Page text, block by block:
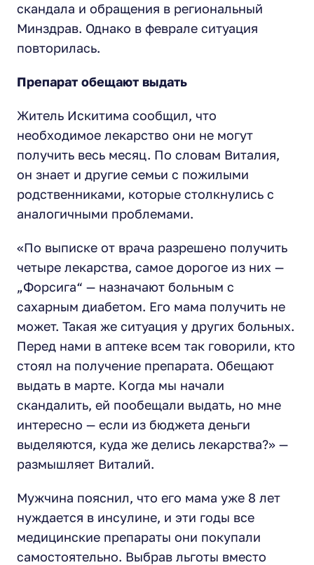
скандала и обращения в региональный
Минздрав. Однако в феврале ситуация
повторилась.
Препарат обещают выдать
Житель Искитима сообщил, что
необходимое лекарство они не могут
получить весь месяц. По словам Виталия,
он знает и другие семьи с пожилыми
родственниками, которые столкнулись с
аналогичными проблемами.
«По выписке от врача разрешено получить
четыре лекарства, самое дорогое из них —
„Форсига“ — назначают больным с
сахарным диабетом. Его мама получить не
может. Такая же ситуация у других больных.
Перед нами в аптеке всем так говорили, кто
стоял на получение препарата. Обещают
выдать в марте. Когда мы начали
скандалить, ей пообещали выдать, но мне
интересно — если из бюджета деньги
выделяются, куда же делись лекарства?» —
размышляет Виталий.
Мужчина пояснил, что его мама уже 8 лет
нуждается в инсулине, и эти годы все
медицинские препараты они покупали
самостоятельно. Выбрав льготы вместо